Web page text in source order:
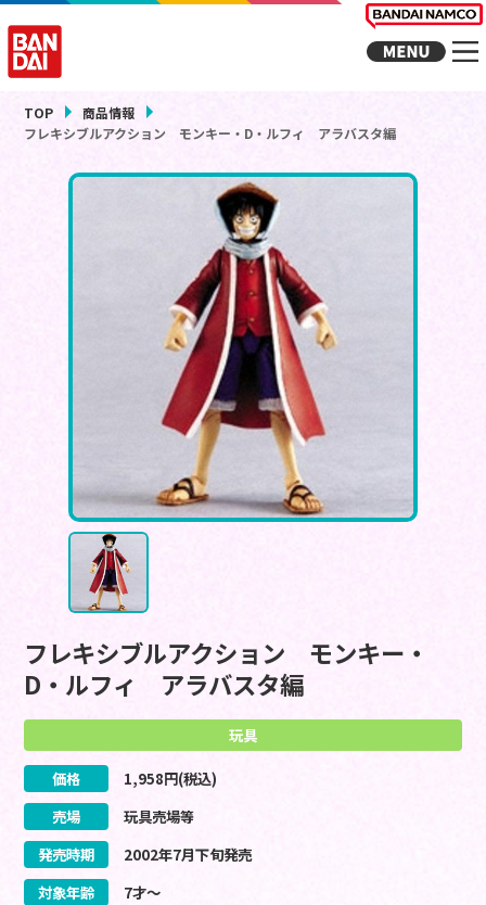
TOP
商品情報
フレキシブルアクション モンキー・D・ルフィ アラバスタ編
フレキシブルアクション モンキー・
D・ルフィ アラバスタ編
玩具
価格 1,958円(税込)
売場
玩具売場等
発売時期
2002年7月下旬発売
対象年齢
7才～